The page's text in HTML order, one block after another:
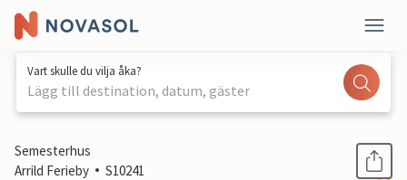
Vart skulle du vilja åka?
Lägg till destination, datum, gäster
1 / 24
Semesterhus
Arrild Ferieby
S10241